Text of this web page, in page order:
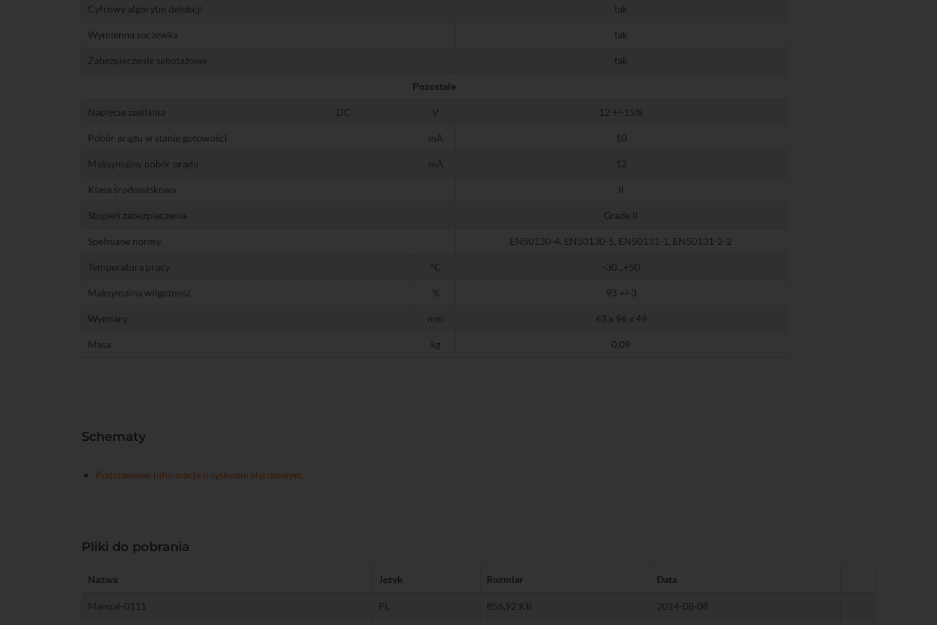
Cyfrowy algorytm detekcji tak
Wymienna soczewka tak
Zabezpieczenie sabotażowe tak
Pozostałe
Napięcie zasilania DC V 12 +/-15%
Pobór prądu w stanie gotowości mA 10
Maksymalny pobór prądu mA 12
Klasa środowiskowa II
Stopień zabezpieczenia Grade II
Spełniane normy EN50130-4, EN50130-5, EN50131-1, EN50131-2-2
Temperatura pracy °C -30...+50
Maksymalna wilgotność % 93 +/-3
Wymiary mm 63 x 96 x 49
Masa kg 0,09
Schematy
Podstawowe informacje o systemie alarmowym.
Pliki do pobrania
Nazwa Język Rozmiar Data
Manual-0111 PL 856,92 KB 2014-08-08